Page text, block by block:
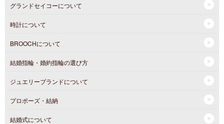
グランドセイコーについて
時計について
BROOCHについて
結婚指輪・婚約指輪の選び方
ジュエリーブランドについて
プロポーズ・結納
結婚式について